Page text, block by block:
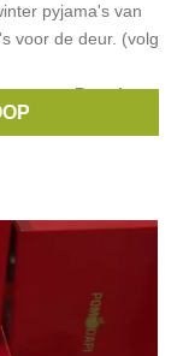
pyjama's van
voor de deur. (volg
,Bengh,